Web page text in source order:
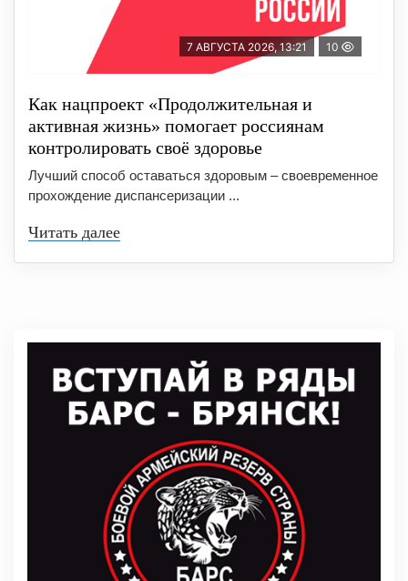
7 АВГУСТА 2026, 13:21 10
Как нацпроект «Продолжительная и
активная жизнь» помогает россиянам
контролировать своё здоровье
Лучший способ оставаться здоровым – своевременное
прохождение диспансеризации ...
Читать далее